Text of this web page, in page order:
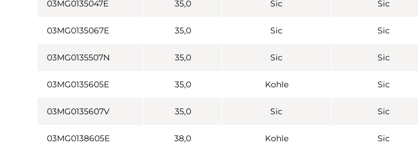
03MG0135047E 35,0 Sic Sic
03MG0135067E 35,0 Sic Sic
03MG0135507N 35,0 Sic Sic
03MG0135605E 35,0 Kohle Sic
03MG0135607V 35,0 Sic Sic
03MG0138605E 38,0 Kohle Sic